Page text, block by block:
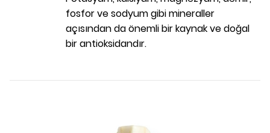
fosfor ve sodyum gibi mineraller
açısından da önemli bir kaynak ve doğal
bir antioksidandır.